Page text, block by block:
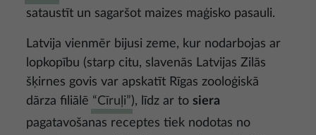
sataustīt un sagaršot maizes maģisko pasauli.
Latvija vienmēr bijusi zeme, kur nodarbojas ar
lopkopību (starp citu, slavenās Latvijas Zilās
šķirnes govis var apskatīt Rīgas zooloģiskā
dārza filiālē “Cīruļi”), līdz ar to siera
pagatavošanas receptes tiek nodotas no